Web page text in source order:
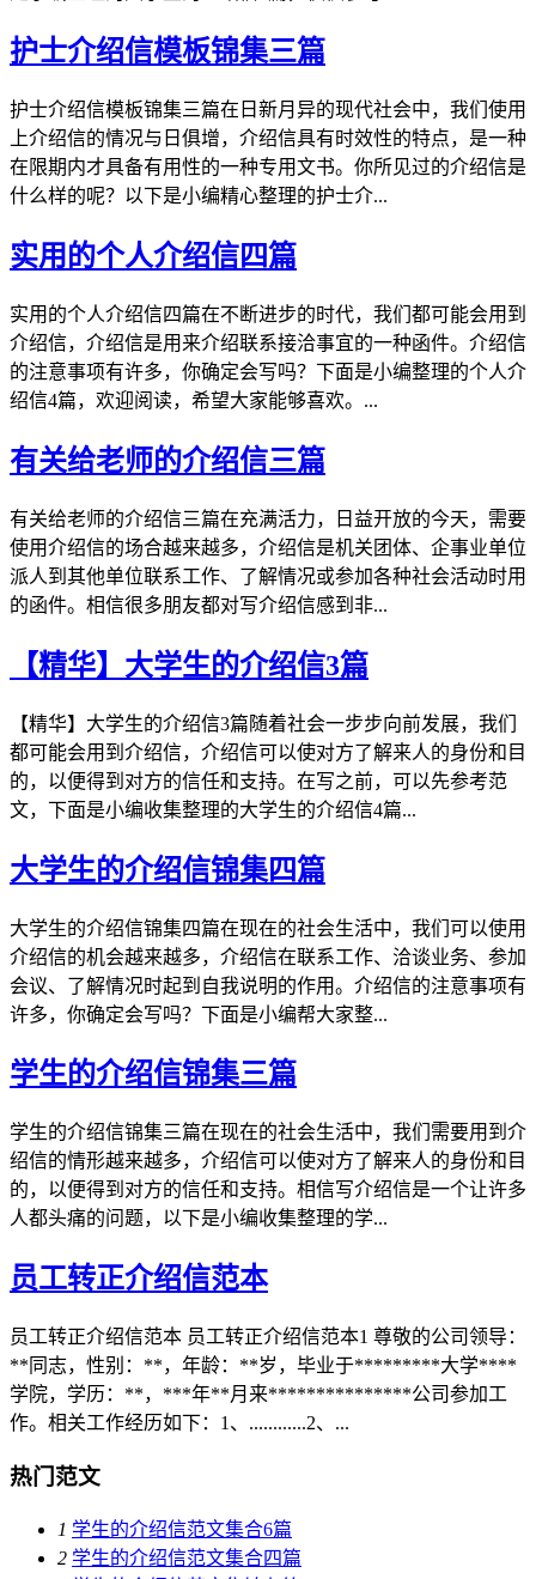
护士介绍信模板锦集三篇
护士介绍信模板锦集三篇在日新月异的现代社会中，我们使用
上介绍信的情况与日俱增，介绍信具有时效性的特点，是一种
在限期内才具备有用性的一种专用文书。你所见过的介绍信是
什么样的呢？以下是小编精心整理的护士介...
实用的个人介绍信四篇
实用的个人介绍信四篇在不断进步的时代，我们都可能会用到
介绍信，介绍信是用来介绍联系接洽事宜的一种函件。介绍信
的注意事项有许多，你确定会写吗？下面是小编整理的个人介
绍信4篇，欢迎阅读，希望大家能够喜欢。...
有关给老师的介绍信三篇
有关给老师的介绍信三篇在充满活力，日益开放的今天，需要
使用介绍信的场合越来越多，介绍信是机关团体、企事业单位
派人到其他单位联系工作、了解情况或参加各种社会活动时用
的函件。相信很多朋友都对写介绍信感到非...
【精华】大学生的介绍信3篇
【精华】大学生的介绍信3篇随着社会一步步向前发展，我们
都可能会用到介绍信，介绍信可以使对方了解来人的身份和目
的，以便得到对方的信任和支持。在写之前，可以先参考范
文，下面是小编收集整理的大学生的介绍信4篇...
大学生的介绍信锦集四篇
大学生的介绍信锦集四篇在现在的社会生活中，我们可以使用
介绍信的机会越来越多，介绍信在联系工作、洽谈业务、参加
会议、了解情况时起到自我说明的作用。介绍信的注意事项有
许多，你确定会写吗？下面是小编帮大家整...
学生的介绍信锦集三篇
学生的介绍信锦集三篇在现在的社会生活中，我们需要用到介
绍信的情形越来越多，介绍信可以使对方了解来人的身份和目
的，以便得到对方的信任和支持。相信写介绍信是一个让许多
人都头痛的问题，以下是小编收集整理的学...
员工转正介绍信范本
员工转正介绍信范本 员工转正介绍信范本1 尊敬的公司领导：
**同志，性别：**，年龄：**岁，毕业于*********大学****
学院，学历：**，***年**月来***************公司参加工
作。相关工作经历如下：1、............2、...
热门范文
1 学生的介绍信范文集合6篇
2 学生的介绍信范文集合四篇